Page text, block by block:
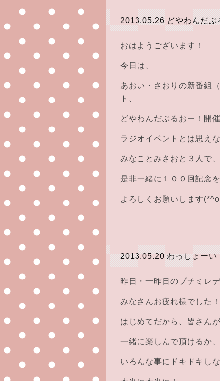
2013.05.26 どやわんだぶ
おはようございます！
今日は、
あおい・さおりの新番組
ト、
どやわんだぶるおー！開
ラジオイベントとは思え
みなことみさおと３人で
是非一緒に１００回記念
よろしくお願いします
2013.05.20 わっしょーい
昨日・一昨日のプチミレ
みなさんお疲れ様でした
はじめてだから、皆さん
一緒に楽しんで頂けるか、
いろんな事にドキドキし